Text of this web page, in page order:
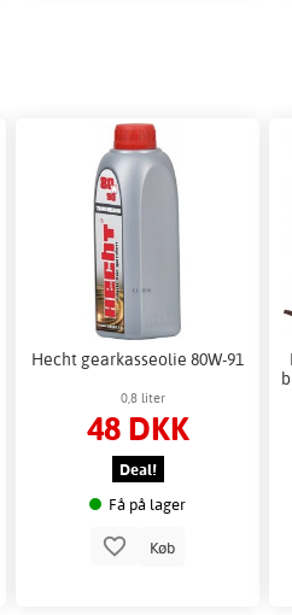
Hecht gearkasseolie 80W-91
0,8 liter
48 DKK
Deal!
Få på lager
Køb